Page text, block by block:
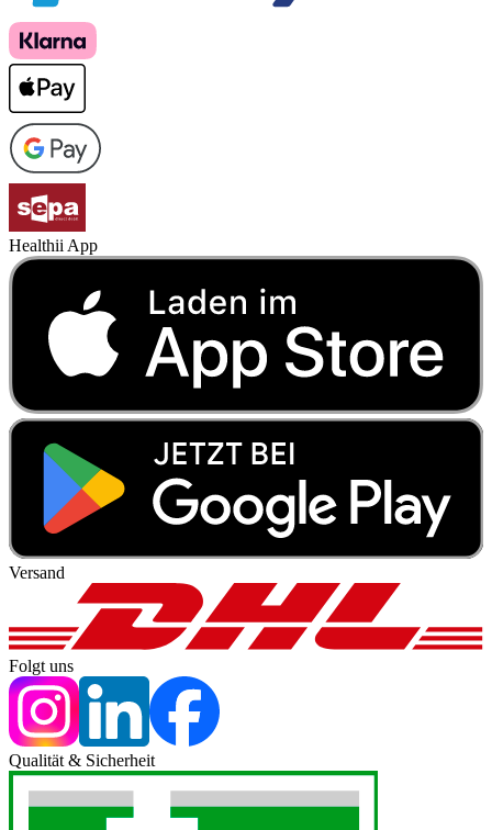
Healthii App
Versand
Folgt uns
Qualität & Sicherheit